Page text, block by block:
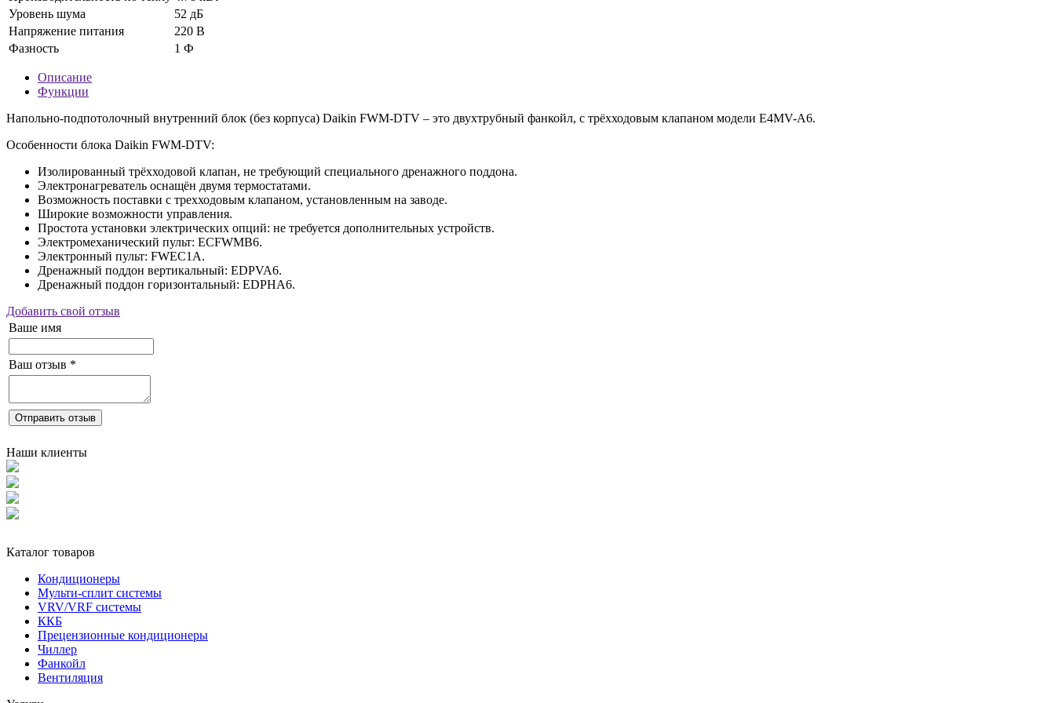
Уровень шума
52 дБ
Напряжение питания
220 В
Фазность
1 Ф
Описание
Функции
Напольно-подпотолочный внутренний блок (без корпуса) Daikin FWM-DTV – это двухтрубный фанкойл, с трёхходовым клапаном модели E4MV-A6.
Особенности блока Daikin FWM-DTV:
Изолированный трёхходовой клапан, не требующий специального дренажного поддона.
Электронагреватель оснащён двумя термостатами.
Возможность поставки с трехходовым клапаном, установленным на заводе.
Широкие возможности управления.
Простота установки электрических опций: не требуется дополнительных устройств.
Электромеханический пульт: ECFWMB6.
Электронный пульт: FWEC1A.
Дренажный поддон вертикальный: EDPVA6.
Дренажный поддон горизонтальный: EDPHA6.
Добавить свой отзыв
Ваше имя
Ваш отзыв *
Отправить отзыв
Наши клиенты
Каталог товаров
Кондиционеры
Мульти-сплит системы
VRV/VRF системы
ККБ
Прецензионные кондиционеры
Чиллер
Фанкойл
Вентиляция